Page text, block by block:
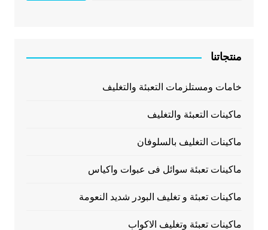
منتجاتنا
خامات ومستلزمات التعبئة والتغليف
ماكينات التعبئة والتغليف
ماكينات التغليف بالسلوفان
ماكينات تعبئة سوائل فى عبوات واكياس
ماكينات تعبئة و تغليف البودر شديد النعومة
ماكينات تعبئة وتغليف الاكواب